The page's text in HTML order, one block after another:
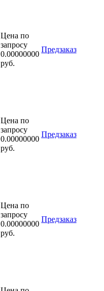
Цена по
запросу
0.00000000
руб.
Предзаказ
Цена по
запросу
0.00000000
руб.
Предзаказ
Цена по
запросу
0.00000000
руб.
Предзаказ